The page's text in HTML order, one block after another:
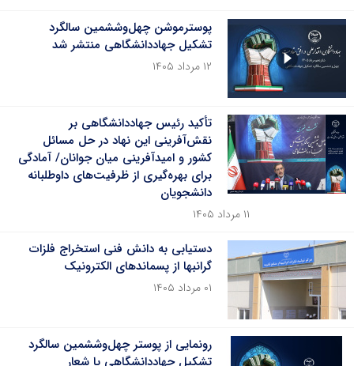
پوسترموشن چهل‌وششمین سالگرد
تشکیل جهاددانشگاهی منتشر شد
۱۲ مرداد ۱۴۰۵
تأکید رئیس جهاددانشگاهی بر
نقش‌آفرینی این نهاد در حل مسائل
کشور و امیدآفرینی میان جوانان/ آمادگی
برای بهره‌گیری از ظرفیت‌های داوطلبانه
دانشجویان
۱۱ مرداد ۱۴۰۵
دستیابی به دانش فنی استخراج فلزات
گرانبها از پسماندهای الکترونیک
۰۱ مرداد ۱۴۰۵
رونمایی از پوستر چهل‌وششمین سالگرد
تشکیل جهاددانشگاهی با شعار